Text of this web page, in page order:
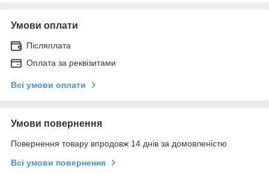
Умови оплати
Післяплата
Оплата за реквізитами
Всі умови оплати
Умови повернення
Повернення товару впродовж 14 днів за домовленістю
Всі умови повернення